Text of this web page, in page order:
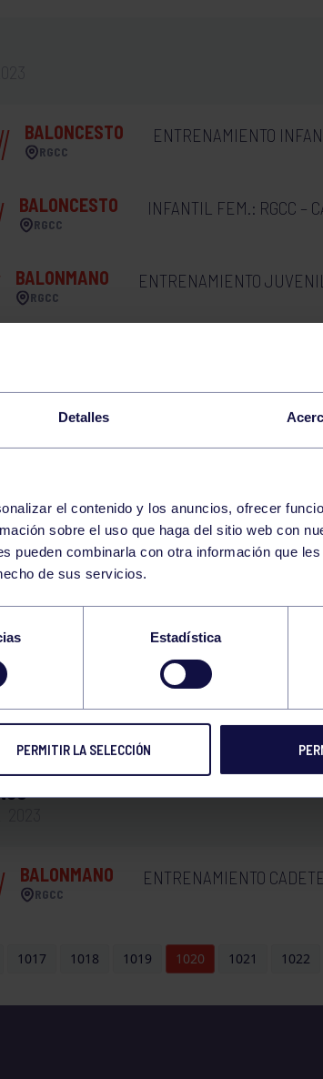
Detalles
el contenido y los anuncios, ofrecer
sobre el uso que haga del sitio web con
pueden combinarla con otra información que
de sus servicios.
Estadística
PERMITIR LA SELECCIÓN
BALONCESTO
RGCC
ENTRENAMIENTO
BALONCESTO
RGCC
INFANTIL FEM.: RGCC –
BALONMANO
RGCC
ENTRENAMIENTO JUVENIL
VOLEIBOL ENTRENAMIENTO ALEVÍN
POLA DE SIERO
RGCC
BALONCESTO
BALONCESTO INFANTIL MAS.: RGCC –
IRÚN
BALONMANO
RGCC
ENTRENAMIENTO
1017 1018 1019 1020 1021 1022